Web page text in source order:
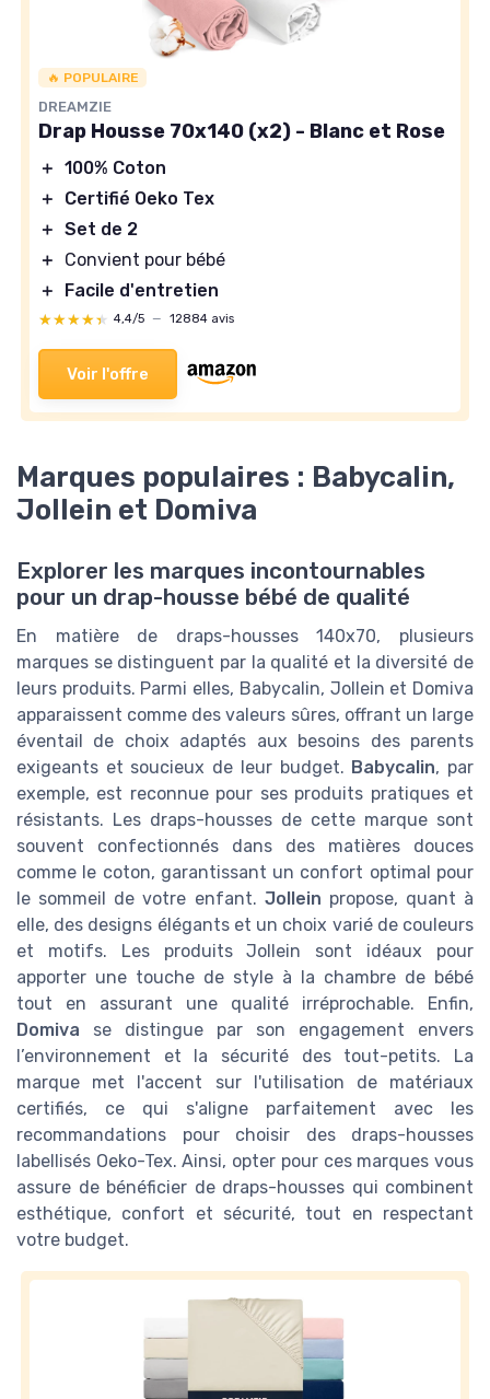
🔥 POPULAIRE
DREAMZIE
Drap Housse 70x140 (x2) - Blanc et Rose
＋ 100% Coton
＋
Certifié Oeko Tex
＋ Set de 2
＋
Convient pour bébé
＋
Facile d'entretien
★★★★★
★★★★★ 4,4/5 — 12884 avis
Voir l'offre
Marques populaires : Babycalin,
Jollein et Domiva
Explorer les marques incontournables
pour un drap-housse bébé de qualité
En matière de draps-housses 140x70, plusieurs
marques se distinguent par la qualité et la diversité de
leurs produits. Parmi elles, Babycalin, Jollein et Domiva
apparaissent comme des valeurs sûres, offrant un large
éventail de choix adaptés aux besoins des parents
exigeants et soucieux de leur budget. Babycalin, par
exemple, est reconnue pour ses produits pratiques et
résistants. Les draps-housses de cette marque sont
souvent confectionnés dans des matières douces
comme le coton, garantissant un confort optimal pour
le sommeil de votre enfant. Jollein propose, quant à
elle, des designs élégants et un choix varié de couleurs
et motifs. Les produits Jollein sont idéaux pour
apporter une touche de style à la chambre de bébé
tout en assurant une qualité irréprochable. Enfin,
Domiva se distingue par son engagement envers
l’environnement et la sécurité des tout-petits. La
marque met l'accent sur l'utilisation de matériaux
certifiés, ce qui s'aligne parfaitement avec les
recommandations pour choisir des draps-housses
labellisés Oeko-Tex. Ainsi, opter pour ces marques vous
assure de bénéficier de draps-housses qui combinent
esthétique, confort et sécurité, tout en respectant
votre budget.